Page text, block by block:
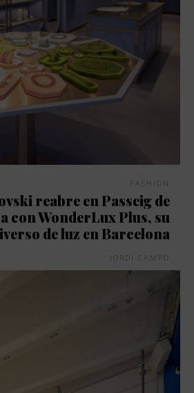
FASHION
reabre en Passeig de
con WonderLux Plus, su
de luz en Barcelona
JORDI CAMPO